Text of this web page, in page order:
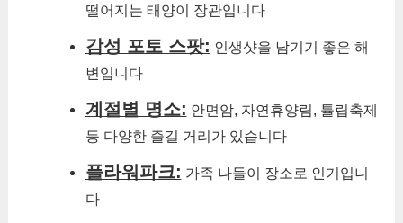
떨어지는 태양이 장관입니다
감성 포토 스팟: 인생샷을 남기기 좋은 해
변입니다
계절별 명소: 안면암, 자연휴양림, 튤립축제
등 다양한 즐길 거리가 있습니다
플라워파크: 가족 나들이 장소로 인기입니
다